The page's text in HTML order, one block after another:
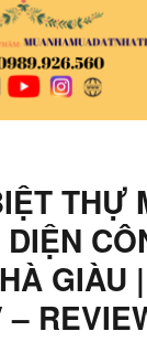
THỰ
GIÀU